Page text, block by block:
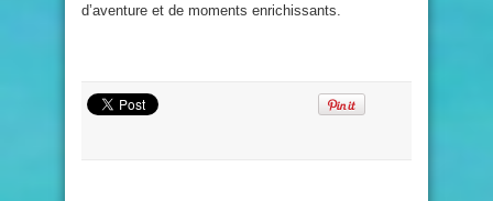
d’aventure et de moments enrichissants.